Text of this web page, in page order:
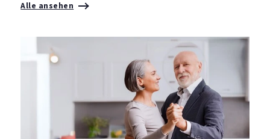
Alle ansehen